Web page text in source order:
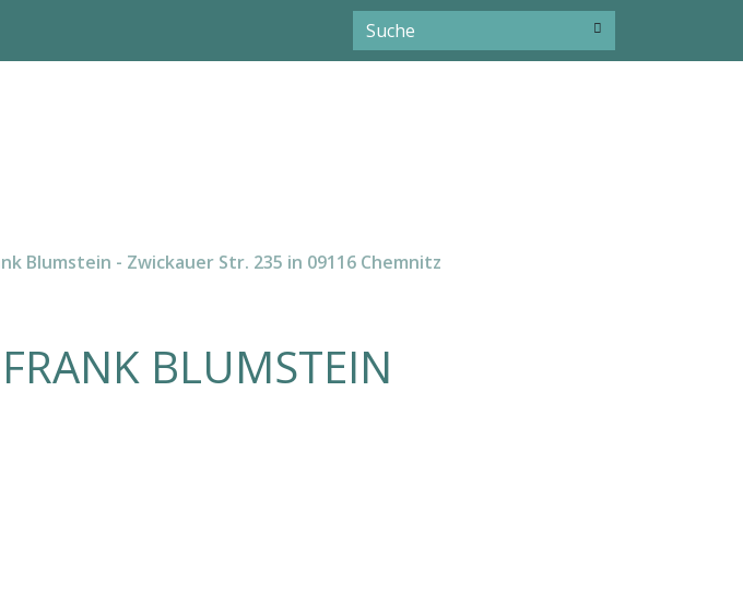
Blumstein - Zwickauer Str. 235 in 09116 Chemnitz
BLUMSTEIN